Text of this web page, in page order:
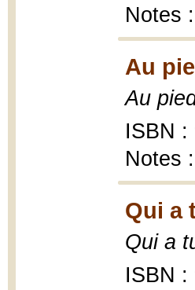
Notes
Au
Au
ISBN :
Notes
Qui a
Qui a
ISBN :